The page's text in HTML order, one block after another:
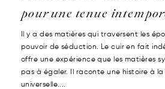
pour une tenue
Il y a des matières qui traversent les
pouvoir de séduction. Le cuir en fait
offre une expérience que les matières
pas à égaler. Il raconte une histoire à la
universelle....